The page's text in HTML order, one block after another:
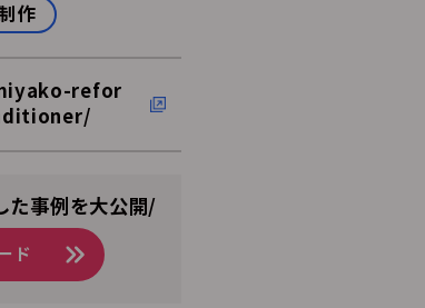
作
refor
た事例を大公開/
ド